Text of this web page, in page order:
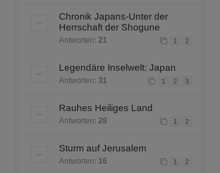
Chronik Japans-Unter der
Herrschaft der Shogune
Antworten: 21 1 2
Legendäre Inselwelt: Japan
Antworten: 31 1 2 3
Rauhes Heiliges Land
Antworten: 28 1 2
Sturm auf Jerusalem
Antworten: 16 1 2